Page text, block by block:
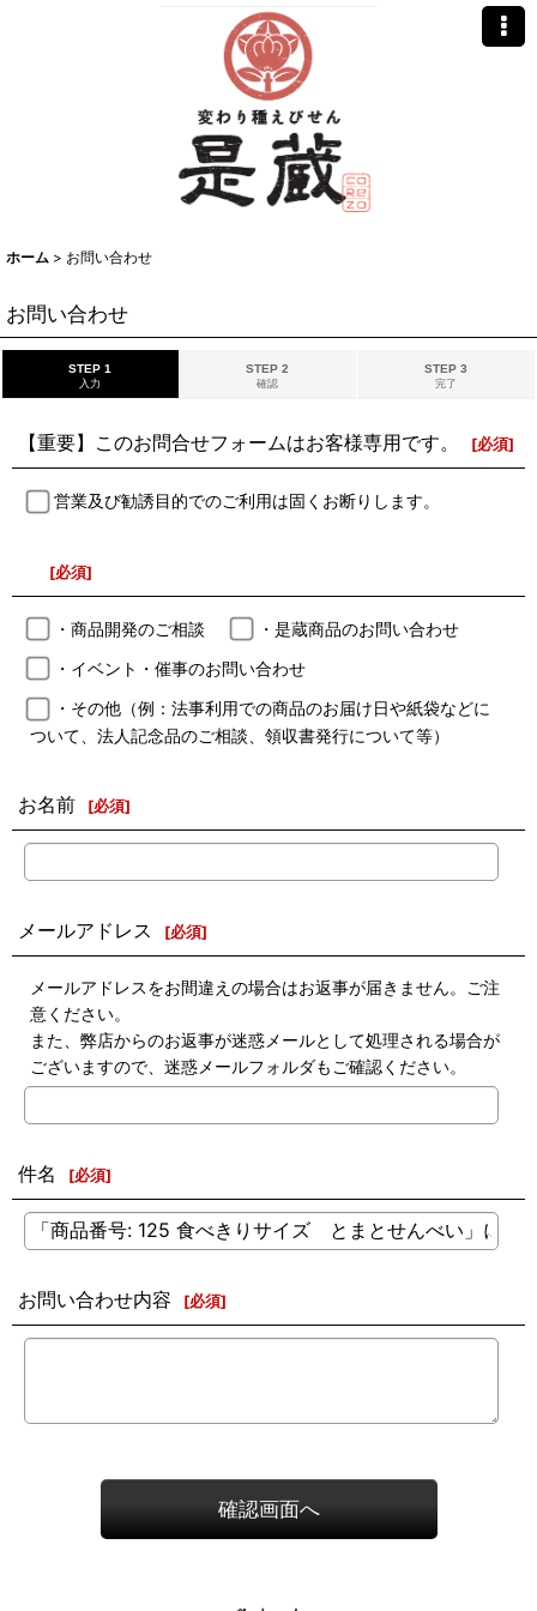
ホーム > お問い合わせ
お問い合わせ
STEP 1
入力
STEP 2
確認
STEP 3
完了
【重要】このお問合せフォームはお客様専用です。 [必須]
営業及び勧誘目的でのご利用は固くお断りします。
[必須]
・商品開発のご相談
・是蔵商品のお問い合わせ
・イベント・催事のお問い合わせ
・その他（例：法事利用での商品のお届け日や紙袋などに
ついて、法人記念品のご相談、領収書発行について等）
お名前 [必須]
メールアドレス [必須]
メールアドレスをお間違えの場合はお返事が届きません。ご注
意ください。
また、弊店からのお返事が迷惑メールとして処理される場合が
ございますので、迷惑メールフォルダもご確認ください。
件名 [必須]
お問い合わせ内容 [必須]
確認画面へ